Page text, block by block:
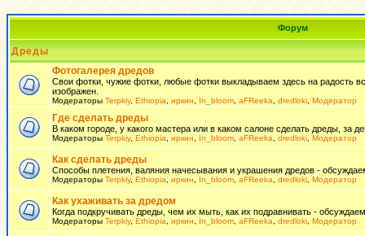
Форум
Дреды
Фотогалерея дредов
Свои фотки, чужие фотки, любые фотки выкладываем здесь на радость
изображен.
Модераторы Terpkiy, Ethiopia иркин In_bloom aFReeka dredloki Модератор
Где сделать дреды
В каком городе, у какого мастера или в каком салоне сделать дреды, за
Модераторы Terpkiy, Ethiopia иркин In_bloom aFReeka dredloki Модератор
Как сделать дреды
Способы плетения, валяния начесывания и украшения дредов -
Модераторы Terpkiy, Ethiopia иркин In_bloom aFReeka dredloki Модератор
Как ухаживать за дредом
Когда подкручивать дреды, чем их мыть, как их подравнивать - обсуждаем
Модераторы Terpkiy, Ethiopia иркин In_bloom aFReeka dredloki Модератор